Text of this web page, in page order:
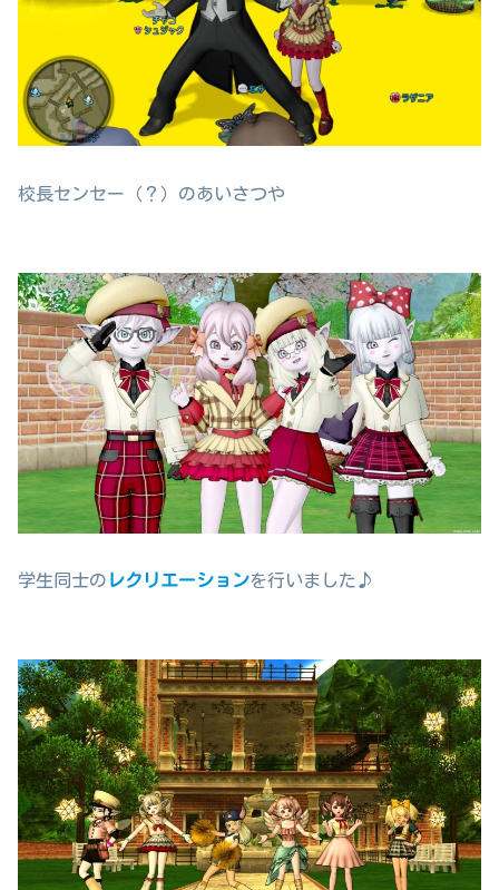
校長センセー（？）のあいさつや
学生同士の レクリエーションを行いました♪